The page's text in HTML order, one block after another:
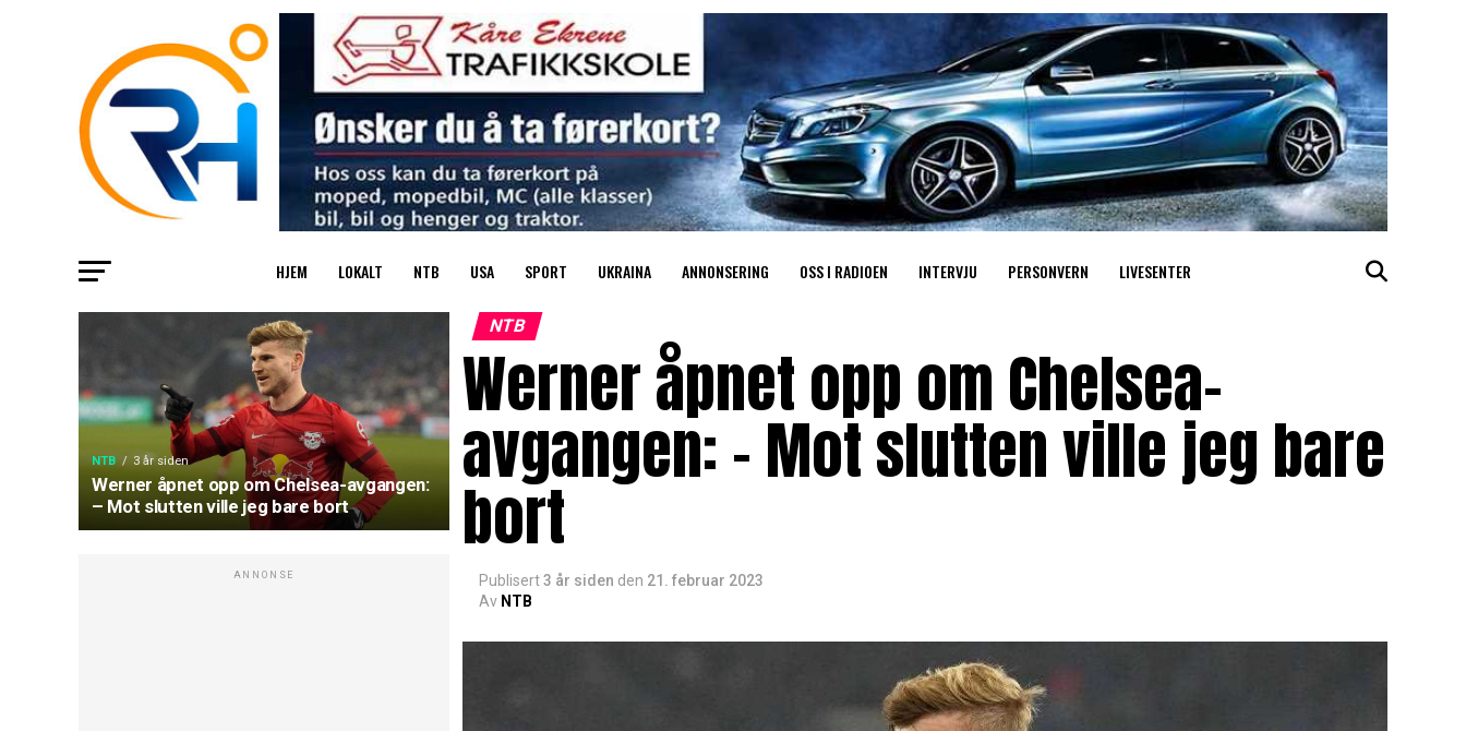
HJEM LOKALT NTB USA SPORT UKRAINA ANNONSERING OSS I RADIOEN INTERVJU PERSONVERN LIVESENTER
NTB 3 år siden
Werner åpnet opp om Chelsea-avgangen:
– Mot slutten ville jeg bare bort
ANNONSE
NTB
Werner åpnet opp om Chelsea-
avgangen: – Mot slutten ville jeg bare
bort
Publisert3 år siden den 21. februar 2023
Av NTB